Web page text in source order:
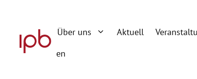
springen
Über uns Aktuell
en